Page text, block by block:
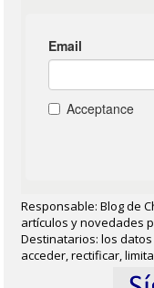
Responsable: Blog de
artículos y novedades
Destinatarios: los
acceder, rectificar,